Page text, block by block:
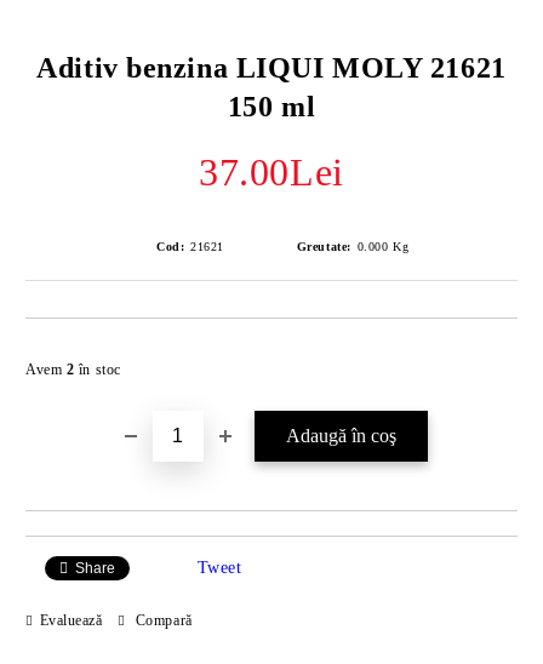
Aditiv benzina LIQUI MOLY 21621
150 ml
37.00Lei
Cod: 21621 Greutate: 0.000 Kg
Avem 2 în stoc
Share Tweet
Evaluează Compară